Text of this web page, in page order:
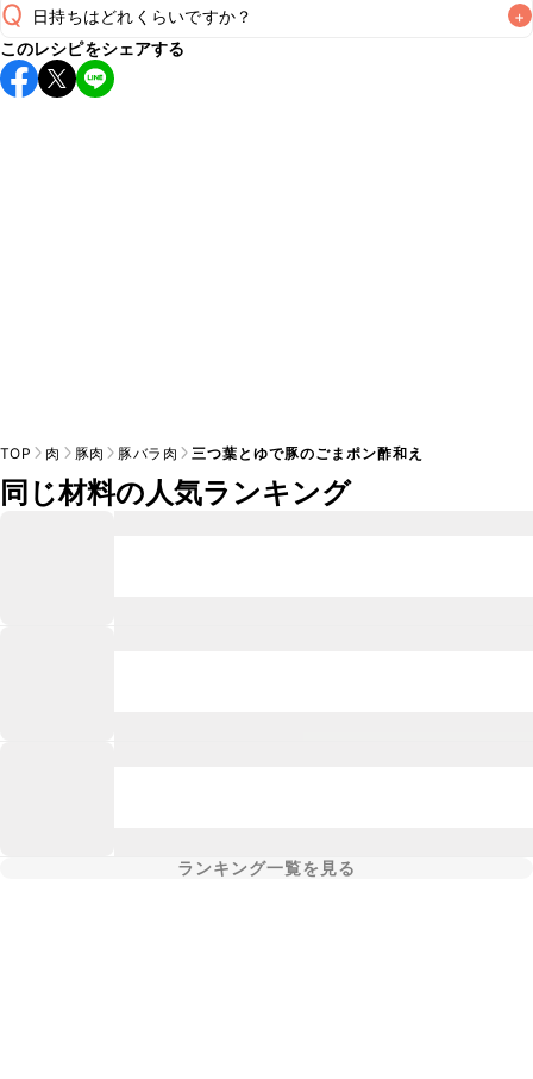
Q 日持ちはどれくらいですか？ +
保存期間は冷蔵で当日中が目安です。なるべくお早めにお召
し上がりください。
このレシピをシェアする
TOP 肉 豚肉 豚バラ肉 三つ葉とゆで豚のごまポン酢和え
同じ材料の人気ランキング
ランキング一覧を見る